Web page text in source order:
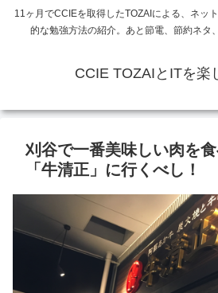
11ヶ月でCCIEを取得したTOZAIによる、ネッ
的な勉強方法の紹介。あと節電、節約ネタ
CCIE TOZAIとITを楽
刈谷で一番美味しい肉を
「牛清正」に行くべし！